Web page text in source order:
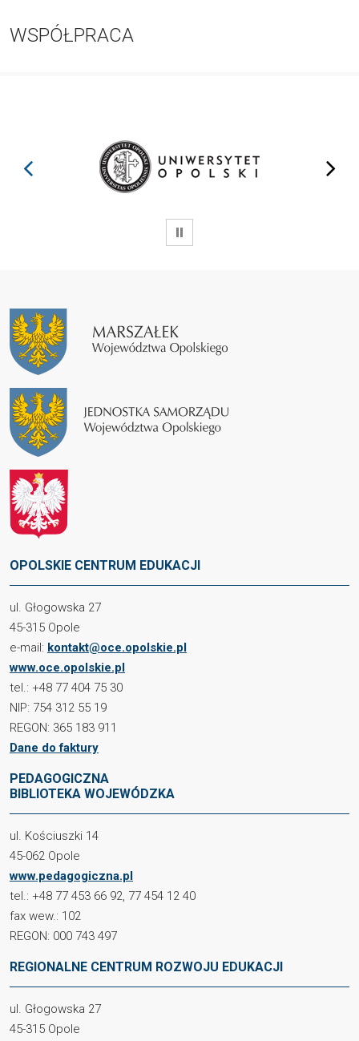
WSPÓŁPRACA
prev next
WSTRZYMAJ
OPOLSKIE CENTRUM EDUKACJI
ul. Głogowska 27
45-315 Opole
e-mail: kontakt@oce.opolskie.pl
www.oce.opolskie.pl
tel.: +48 77 404 75 30
NIP: 754 312 55 19
REGON: 365 183 911
Dane do faktury
PEDAGOGICZNA
BIBLIOTEKA WOJEWÓDZKA
ul. Kościuszki 14
45-062 Opole
www.pedagogiczna.pl
tel.: +48 77 453 66 92, 77 454 12 40
fax wew.: 102
REGON: 000 743 497
REGIONALNE CENTRUM ROZWOJU EDUKACJI
ul. Głogowska 27
45-315 Opole